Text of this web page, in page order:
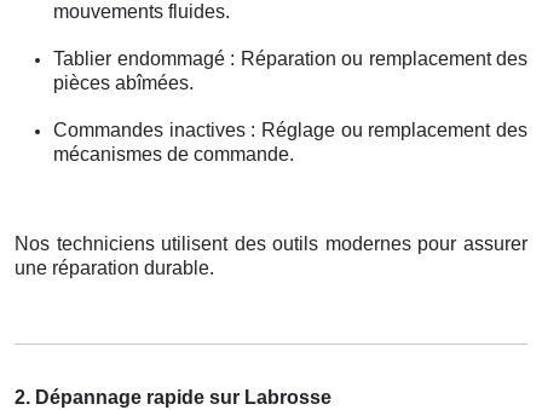
mouvements fluides.
Tablier endommagé : Réparation ou remplacement des
pièces abîmées.
Commandes inactives : Réglage ou remplacement des
mécanismes de commande.
Nos techniciens utilisent des outils modernes pour assurer
une réparation durable.
2. Dépannage rapide sur Labrosse